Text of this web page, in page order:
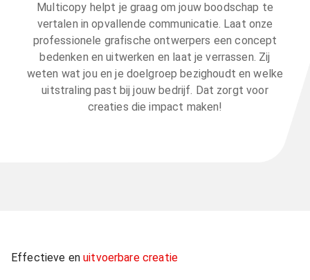
Multicopy helpt je graag om jouw boodschap te
vertalen in opvallende communicatie. Laat onze
professionele grafische ontwerpers een concept
bedenken en uitwerken en laat je verrassen. Zij
weten wat jou en je doelgroep bezighoudt en welke
uitstraling past bij jouw bedrijf. Dat zorgt voor
creaties die impact maken!
Effectieve enuitvoerbare creatie